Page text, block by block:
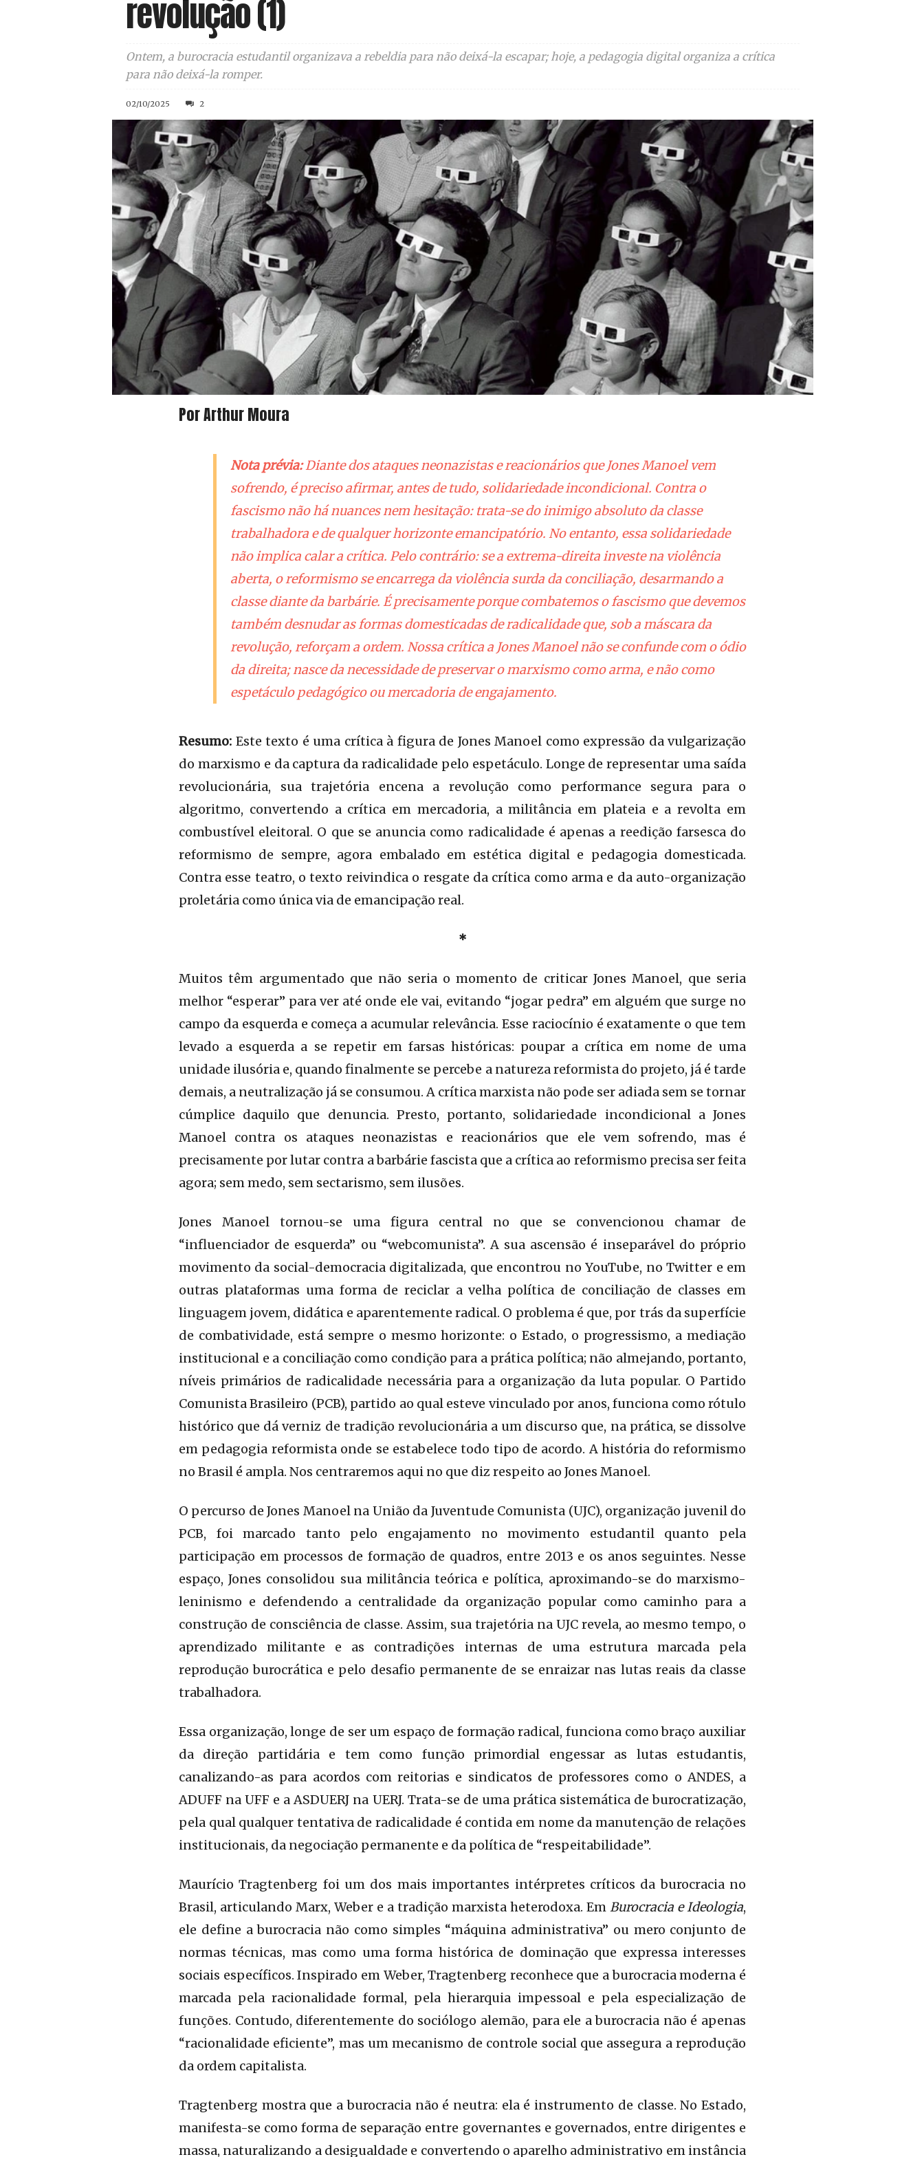
revolução (1)
Ontem, a burocracia estudantil organizava a rebeldia para não deixá-la escapar; hoje, a pedagogia digital organiza a crítica
para não deixá-la romper.
02/10/2025 2
Por Arthur Moura
Nota prévia:Diante dos ataques neonazistas e reacionários que Jones Manoel vem
sofrendo, é preciso afirmar, antes de tudo, solidariedade incondicional. Contra o
fascismo não há nuances nem hesitação: trata-se do inimigo absoluto da classe
trabalhadora e de qualquer horizonte emancipatório. No entanto, essa solidariedade
não implica calar a crítica. Pelo contrário: se a extrema-direita investe na violência
aberta, o reformismo se encarrega da violência surda da conciliação, desarmando a
classe diante da barbárie. É precisamente porque combatemos o fascismo que devemos
também desnudar as formas domesticadas de radicalidade que, sob a máscara da
revolução, reforçam a ordem. Nossa crítica a Jones Manoel não se confunde com o ódio
da direita; nasce da necessidade de preservar o marxismo como arma, e não como
espetáculo pedagógico ou mercadoria de engajamento.
Resumo: Este texto é uma crítica à figura de Jones Manoel como expressão da vulgarização
do marxismo e da captura da radicalidade pelo espetáculo. Longe de representar uma saída
revolucionária, sua trajetória encena a revolução como performance segura para o
algoritmo, convertendo a crítica em mercadoria, a militância em plateia e a revolta em
combustível eleitoral. O que se anuncia como radicalidade é apenas a reedição farsesca do
reformismo de sempre, agora embalado em estética digital e pedagogia domesticada.
Contra esse teatro, o texto reivindica o resgate da crítica como arma e da auto-organização
proletária como única via de emancipação real.
*
Muitos têm argumentado que não seria o momento de criticar Jones Manoel, que seria
melhor “esperar” para ver até onde ele vai, evitando “jogar pedra” em alguém que surge no
campo da esquerda e começa a acumular relevância. Esse raciocínio é exatamente o que tem
levado a esquerda a se repetir em farsas históricas: poupar a crítica em nome de uma
unidade ilusória e, quando finalmente se percebe a natureza reformista do projeto, já é tarde
demais, a neutralização já se consumou. A crítica marxista não pode ser adiada sem se tornar
cúmplice daquilo que denuncia. Presto, portanto, solidariedade incondicional a Jones
Manoel contra os ataques neonazistas e reacionários que ele vem sofrendo, mas é
precisamente por lutar contra a barbárie fascista que a crítica ao reformismo precisa ser feita
agora; sem medo, sem sectarismo, sem ilusões.
Jones Manoel tornou-se uma figura central no que se convencionou chamar de
“influenciador de esquerda” ou “webcomunista”. A sua ascensão é inseparável do próprio
movimento da social-democracia digitalizada, que encontrou no YouTube, no Twitter e em
outras plataformas uma forma de reciclar a velha política de conciliação de classes em
linguagem jovem, didática e aparentemente radical. O problema é que, por trás da superfície
de combatividade, está sempre o mesmo horizonte: o Estado, o progressismo, a mediação
institucional e a conciliação como condição para a prática política; não almejando, portanto,
níveis primários de radicalidade necessária para a organização da luta popular. O Partido
Comunista Brasileiro (PCB), partido ao qual esteve vinculado por anos, funciona como rótulo
histórico que dá verniz de tradição revolucionária a um discurso que, na prática, se dissolve
em pedagogia reformista onde se estabelece todo tipo de acordo. A história do reformismo
no Brasil é ampla. Nos centraremos aqui no que diz respeito ao Jones Manoel.
O percurso de Jones Manoel na União da Juventude Comunista (UJC), organização juvenil do
PCB, foi marcado tanto pelo engajamento no movimento estudantil quanto pela
participação em processos de formação de quadros, entre 2013 e os anos seguintes. Nesse
espaço, Jones consolidou sua militância teórica e política, aproximando-se do marxismo-
leninismo e defendendo a centralidade da organização popular como caminho para a
construção de consciência de classe. Assim, sua trajetória na UJC revela, ao mesmo tempo, o
aprendizado militante e as contradições internas de uma estrutura marcada pela
reprodução burocrática e pelo desafio permanente de se enraizar nas lutas reais da classe
trabalhadora.
Essa organização, longe de ser um espaço de formação radical, funciona como braço auxiliar
da direção partidária e tem como função primordial engessar as lutas estudantis,
canalizando-as para acordos com reitorias e sindicatos de professores como o ANDES, a
ADUFF na UFF e a ASDUERJ na UERJ. Trata-se de uma prática sistemática de burocratização,
pela qual qualquer tentativa de radicalidade é contida em nome da manutenção de relações
institucionais, da negociação permanente e da política de “respeitabilidade”.
Maurício Tragtenberg foi um dos mais importantes intérpretes críticos da burocracia no
Brasil, articulando Marx, Weber e a tradição marxista heterodoxa. Em Burocracia e Ideologia,
ele define a burocracia não como simples “máquina administrativa” ou mero conjunto de
normas técnicas, mas como uma forma histórica de dominação que expressa interesses
sociais específicos. Inspirado em Weber, Tragtenberg reconhece que a burocracia moderna é
marcada pela racionalidade formal, pela hierarquia impessoal e pela especialização de
funções. Contudo, diferentemente do sociólogo alemão, para ele a burocracia não é apenas
“racionalidade eficiente”, mas um mecanismo de controle social que assegura a reprodução
da ordem capitalista.
Tragtenberg mostra que a burocracia não é neutra: ela é instrumento de classe. No Estado,
manifesta-se como forma de separação entre governantes e governados, entre dirigentes e
massa, naturalizando a desigualdade e convertendo o aparelho administrativo em instância